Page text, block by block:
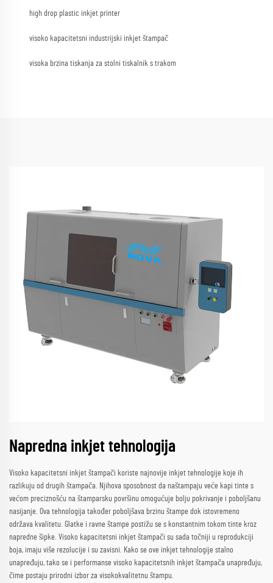
high drop plastic inkjet printer
visoko kapacitetsni industrijski inkjet štampač
visoka brzina tiskanja za stolni tiskalnik s trakom
Napredna inkjet tehnologija
Visoko kapacitetsni inkjet štampači koriste najnovije inkjet tehnologije koje ih
razlikuju od drugih štampača. Njihova sposobnost da naštampaju veće kapi tinte s
većom preciznošću na štamparsku površinu omogućuje bolju pokrivanje i poboljšanu
nasijanje. Ova tehnologija također poboljšava brzinu štampe dok istovremeno
održava kvalitetu. Glatke i ravne štampe postižu se s konstantnim tokom tinte kroz
napredne šipke. Visoko kapacitetsni inkjet štampači su sada točniji u reprodukciji
boja, imaju više rezolucije i su zavisni. Kako se ove inkjet tehnologije stalno
unapređuju, tako se i performanse visoko kapacitetsnih inkjet štampača unapređuju,
čime postaju prirodni izbor za visokokvalitetnu štampu.